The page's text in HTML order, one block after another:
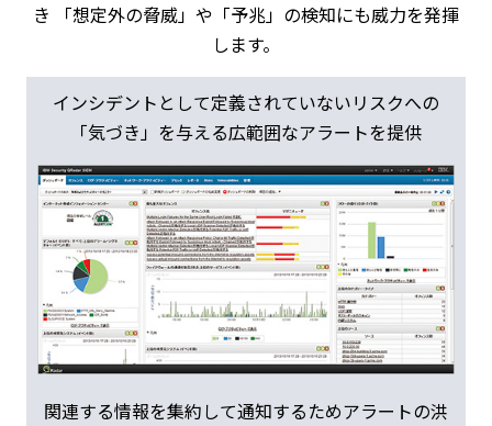
き 「想定外の脅威」や「予兆」の検知にも威力を発揮
します。
インシデントとして定義されていないリスクへの
「気づき」を与える広範囲なアラートを提供
関連する情報を集約して通知するためアラートの洪